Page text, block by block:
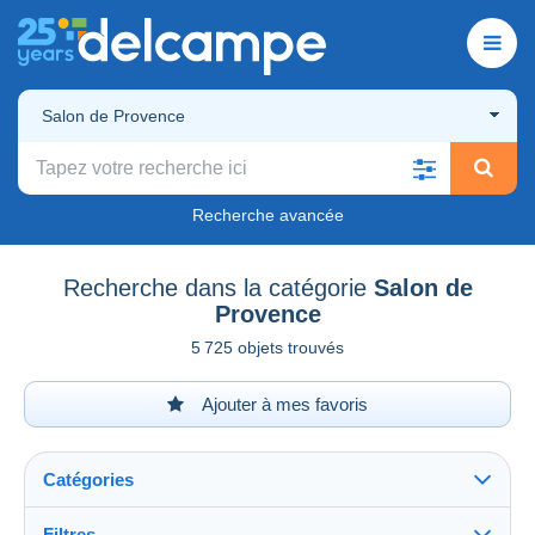
Salon de Provence
Recherche avancée
Recherche dans la catégorie Salon de
Provence
5 725 objets trouvés
Ajouter à mes favoris
Catégories